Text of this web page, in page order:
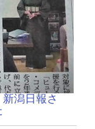
潟日報さ